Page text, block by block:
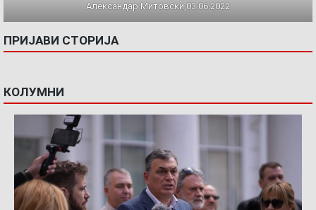
Александар Митовски,03.06.2022
ПРИЈАВИ СТОРИЈА
КОЛУМНИ